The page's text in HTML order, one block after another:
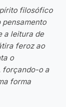
filosófico
pensamento
a leitura de
feroz ao
o
forçando-o a
forma